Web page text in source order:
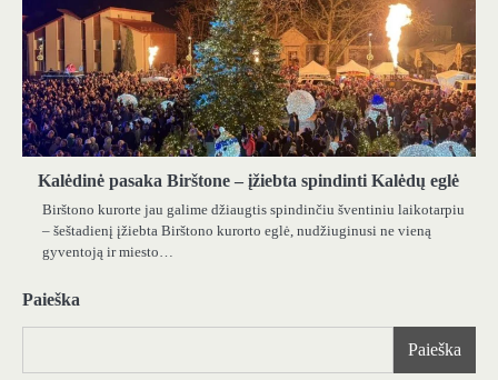
Kalėdinė pasaka Birštone – įžiebta spindinti Kalėdų eglė
Birštono kurorte jau galime džiaugtis spindinčiu šventiniu laikotarpiu
– šeštadienį įžiebta Birštono kurorto eglė, nudžiuginusi ne vieną
gyventoją ir miesto…
Paieška
Paieška